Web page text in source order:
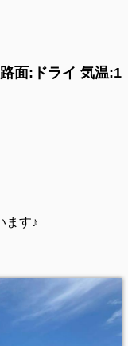
面:ドライ 気温:1
ます♪